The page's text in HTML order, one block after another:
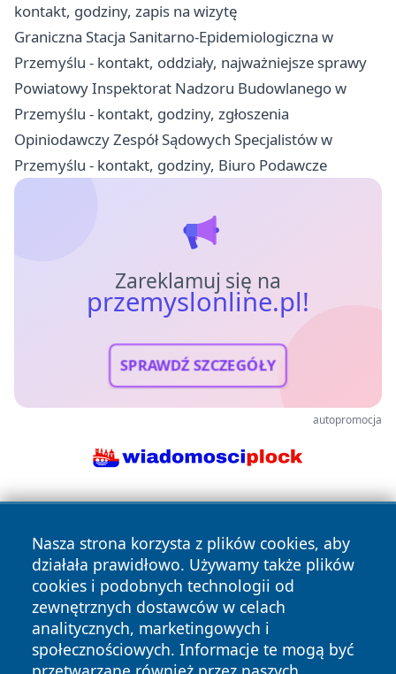
kontakt, godziny, zapis na wizytę
Graniczna Stacja Sanitarno-Epidemiologiczna w
Przemyślu - kontakt, oddziały, najważniejsze sprawy
Powiatowy Inspektorat Nadzoru Budowlanego w
Przemyślu - kontakt, godziny, zgłoszenia
Opiniodawczy Zespół Sądowych Specjalistów w
Przemyślu - kontakt, godziny, Biuro Podawcze
Zareklamuj się na
przemyslonline.pl!
SPRAWDŹ SZCZEGÓŁY
autopromocja
Nasza strona korzysta z plików cookies, aby
działała prawidłowo. Używamy także plików
cookies i podobnych technologii od
zewnętrznych dostawców w celach
analitycznych, marketingowych i
społecznościowych. Informacje te mogą być
Copyright © 2026 przemyslonline.pl Wszystkie prawa
zastrzeżone.